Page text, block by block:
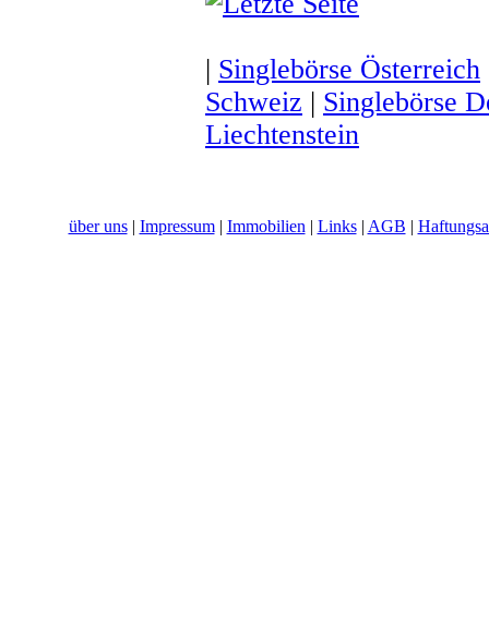
| Singlebörse Österreich
Schweiz | Singlebörse
Liechtenstein
über uns| Impressum| Immobilien | Links| AGB |